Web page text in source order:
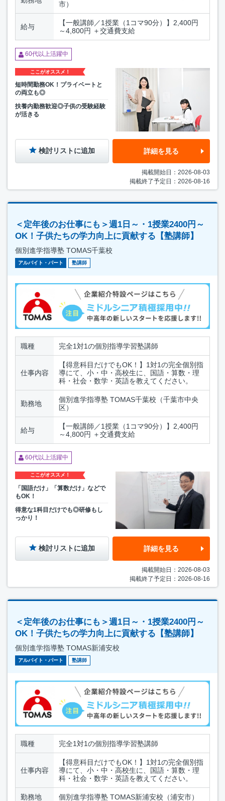
市）
給与
【一般講師／1授業（1コマ90分）】2,400円
～4,800円 ＋交通費支給
60代以上活躍中
ここがオススメ！
短時間勤務OK！プライベートと
の両立も◎
扶養内勤務歓迎◎子供の受験経験
が活きる
検討リストに追加 詳細を見る
掲載開始日：2026-08-03
掲載終了予定日：2026-08-16
＜定年後のお仕事にも＞週1日～・1授業2400円～
OK！子供たちの学力向上に貢献する【塾講師】
個別進学指導塾 TOMAS千葉校
アルバイト・パート 塾講師
職種 完全1対1の個別指導学習塾講師
仕事内容
【得意科目だけでもOK！】1対1の完全個別指
導にて、小・中・高校生に、国語・算数・理
科・社会・数学・英語を教えてください。
勤務地
個別進学指導塾 TOMAS千葉校（千葉市中央
区）
給与
【一般講師／1授業（1コマ90分）】2,400円
～4,800円 ＋交通費支給
60代以上活躍中
ここがオススメ！
「国語だけ」「算数だけ」などで
もOK！
得意な1科目だけでも◎研修もし
っかり！
検討リストに追加 詳細を見る
掲載開始日：2026-08-03
掲載終了予定日：2026-08-16
＜定年後のお仕事にも＞週1日～・1授業2400円～
OK！子供たちの学力向上に貢献する【塾講師】
個別進学指導塾 TOMAS新浦安校
アルバイト・パート 塾講師
職種 完全1対1の個別指導学習塾講師
仕事内容
【得意科目だけでもOK！】1対1の完全個別指
導にて、小・中・高校生に、国語・算数・理
科・社会・数学・英語を教えてください。
勤務地 個別進学指導塾 TOMAS新浦安校（浦安市）